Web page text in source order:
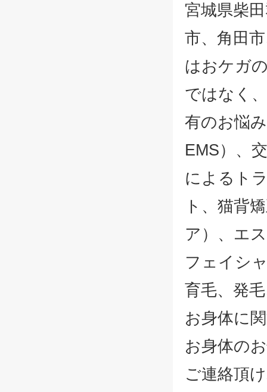
宮城県柴
市、角田
はおケガ
ではなく
有のお悩
EMS）、
によるト
ト、猫背
ア）、エ
フェイシ
育毛、発
お身体に
お身体の
ご連絡頂